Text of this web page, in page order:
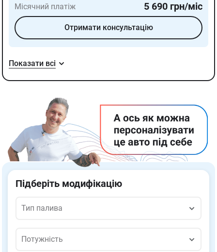
Місячний платіж 5 690 грн/міс
Отримати консультацію
Показати всі
Підберіть модифікацію
Тип палива
Тип палива
Потужність
Потужність